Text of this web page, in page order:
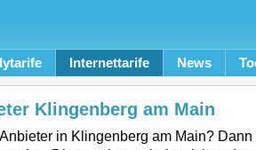
Internettarife News
Klingenberg am Main
in Klingenberg am Main?